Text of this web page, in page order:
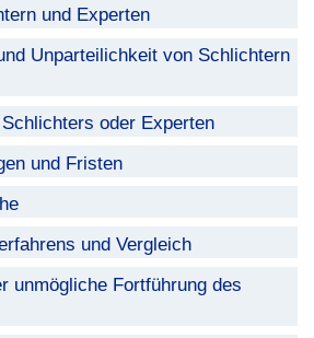
und Experten
Unparteilichkeit von Schlichtern
oder Experten
und Fristen
und Vergleich
unmögliche Fortführung des